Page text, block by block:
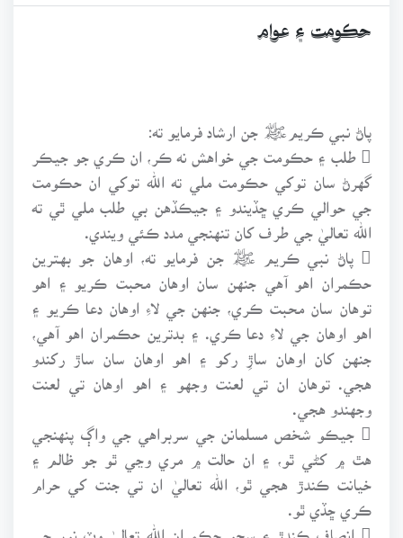
حڪومت ۽ عوام
پاڻ نبي ڪريمﷺ جن ارشاد فرمايو ته:
 طلب ۽ حڪومت جي خواهش نه ڪر، ان ڪري جو جيڪر
گهرڻ سان توکي حڪومت ملي ته الله توکي ان حڪومت
جي حوالي ڪري ڇڏيندو ۽ جيڪڏهن بي طلب ملي ٿي ته
الله تعاليٰ جي طرف کان تنهنجي مدد ڪئي ويندي.
 پاڻ نبي ڪريم ﷺ جن فرمايو ته، اوهان جو بهترين
حڪمران اهو آهي جنهن سان اوهان محبت ڪريو ۽ اهو
توهان سان محبت ڪري، جنهن جي لاءِ اوهان دعا ڪريو ۽
اهو اوهان جي لاءِ دعا ڪري. ۽ بدترين حڪمران اهو آهي،
جنهن کان اوهان ساڙِ رکو ۽ اهو اوهان سان ساڙ رکندو
هجي. توهان ان تي لعنت وجهو ۽ اهو اوهان تي لعنت
 جيڪو شخص مسلمانن جي سربراهي جي واڳ پنهنجي
هٿ ۾ کڻي ٿو، ۽ ان حالت ۾ مري وڃي ٿو جو ظالم ۽
خيانت ڪندڙ هجي ٿو، الله تعاليٰ ان تي جنت کي حرام
ڪري ڇڏي ٿو.
 انصاف ڪندڙ ۽ سچو حڪمران الله تعاليٰ وٽ نور جي